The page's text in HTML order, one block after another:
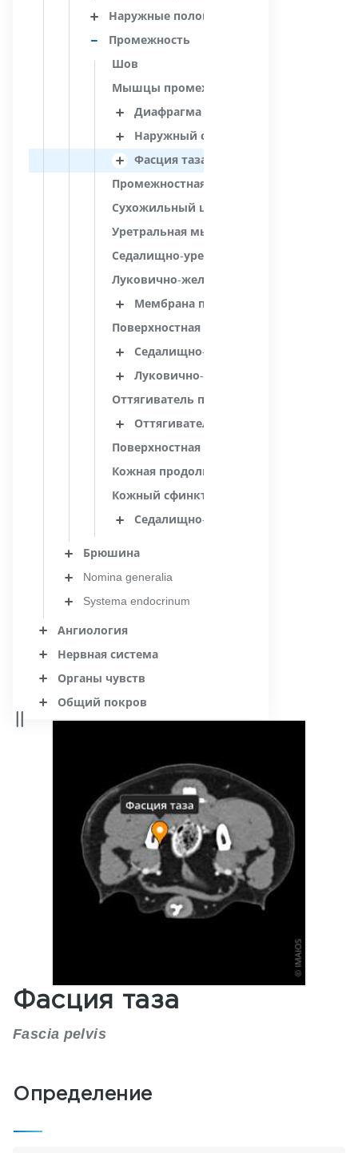
Наружные половые органы самки
Промежность
Шов
Мышцы промежности
Диафрагма таза
Наружный сфинктер ануса
Фасция таза
Промежностная перегородка
Сухожильный центр промежности (тело
Уретральная мышца
Седалищно-уретральная мышца
Луковично-железистая мышца
Мембрана промежности
Поверхностная поперечная мышца
Седалищно-кавернозная мышца
Луковично-губчатая мышца
Оттягиватель пениса
Оттягиватель клитора
Поверхностная фасция промежности
Кожная продольная мышца
Кожный сфинктер губ
Седалищно-прямокишечная ямка
Брюшина
Nomina generalia
Systema endocrinum
Ангиология
Нервная система
Органы чувств
Общий покров
Фасция таза
Fascia pelvis
Определение